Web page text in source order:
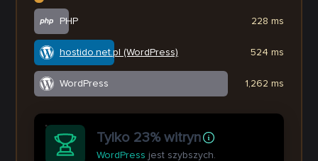
PHP
hostido.net.pl (WordPress)
WordPress
228 ms
524 ms
1,262 ms
Tylko 23% witryn
WordPress jest szybszych.